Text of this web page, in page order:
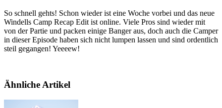
So schnell gehts! Schon wieder ist eine Woche vorbei und das neue
Windells Camp Recap Edit ist online. Viele Pros sind wieder mit
von der Partie und packen einige Banger aus, doch auch die Camper
in dieser Episode haben sich nicht lumpen lassen und sind ordentlich
steil gegangen! Yeeeew!
Ähnliche Artikel